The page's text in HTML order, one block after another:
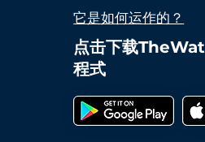
它是如何运作的？
点击下载
程式